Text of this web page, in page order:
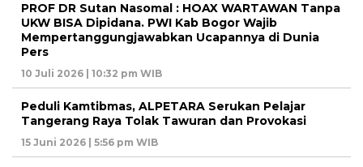
PROF DR Sutan Nasomal : HOAX WARTAWAN Tanpa
UKW BISA Dipidana. PWI Kab Bogor Wajib
Mempertanggungjawabkan Ucapannya di Dunia
Pers
10 Juli 2026 | 10:32 pm WIB
Peduli Kamtibmas, ALPETARA Serukan Pelajar
Tangerang Raya Tolak Tawuran dan Provokasi
15 Juni 2026 | 5:56 pm WIB